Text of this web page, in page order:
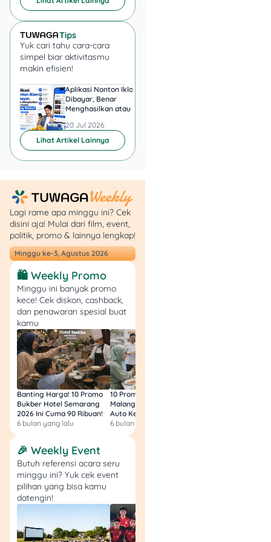
untuk SIM C.
Diluar itu masih ada biaya
lain untuk cek kesehatan,
tes psikologi, dan
administrasi. Biaya ini
berbeda-beda setiap
wilayah, khusus untuk area
Jakarta, berikut rinciannya:
Cek kesehatan: Rp
25.000
Administrasi: Rp
25.000
Langkah-Langkah
Perpanjangan SIM
Keliling 2025
Setelah memastikan semua
dokumen yang dibutuhkan
lengkap, kamu perlu
mengikuti langkah-langkah
berikut:
1. Cek Lokasi dan Waktu
Operasional SIM
Keliling
Hal pertama yang harus
kamu ketahui adalah
mengetahui lokasi dan
waktu operasional SIM
keliling. Kamu bisa
mengecek waktu dan lokasi
SIM keliling melalui website
Polri atau menghubungi
Yuk cari tahu cara-cara
simpel biar aktivitasmu
makin efisien!
Aplikasi Nonton Iklan
Dibayar, Benar
Menghasilkan atau Cuma
20 Jul 2026
Lihat Artikel Lainnya
Lagi rame apa minggu ini? Cek
disini aja! Mulai dari film, event,
politik, promo & lainnya lengkap!
Minggu ke-3, Agustus 2026
🛍️ Weekly Promo
Minggu ini banyak promo
kece! Cek diskon, cashback,
dan penawaran spesial buat
kamu
Banting Harga! 10 Promo
Bukber Hotel Semarang
2026 Ini Cuma 90 Ribuan!
6 bulan yang lalu
10 Promo Bukber Hotel
Malang 2026: Start 75rb,
Auto Kenyang!
6 bulan yang lalu
🎉 Weekly Event
Butuh referensi acara seru
minggu ini? Yuk cek event
pilihan yang bisa kamu
datengin!